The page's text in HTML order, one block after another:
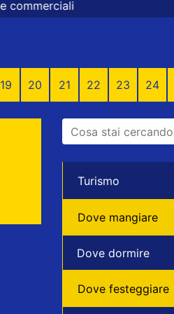
19 20 21 22 23 24
Turismo
Dove mangiare
Dove dormire
Dove festeggiare